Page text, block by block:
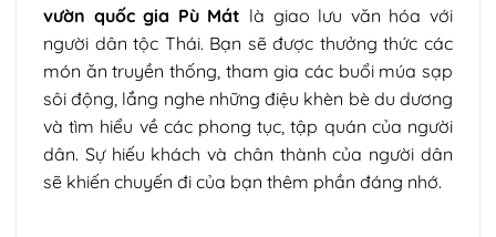
vườn quốc gia Pù Mát là giao lưu văn hóa với
người dân tộc Thái. Bạn sẽ được thưởng thức các
món ăn truyền thống, tham gia các buổi múa sạp
sôi động, lắng nghe những điệu khèn bè du dương
và tìm hiểu về các phong tục, tập quán của người
dân. Sự hiếu khách và chân thành của người dân
sẽ khiến chuyến đi của bạn thêm phần đáng nhớ.